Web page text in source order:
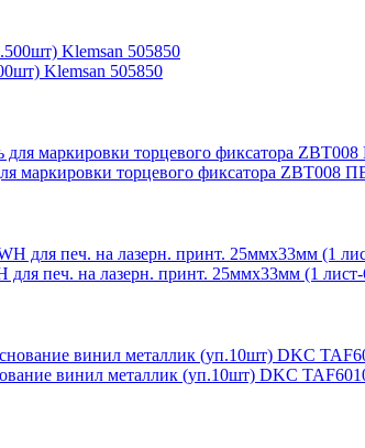
Klemsan 505850
маркировки торцевого фиксатора ZBT008
печ. на лазерн. принт. 25ммх33мм (1
винил металлик (уп.10шт) DKC